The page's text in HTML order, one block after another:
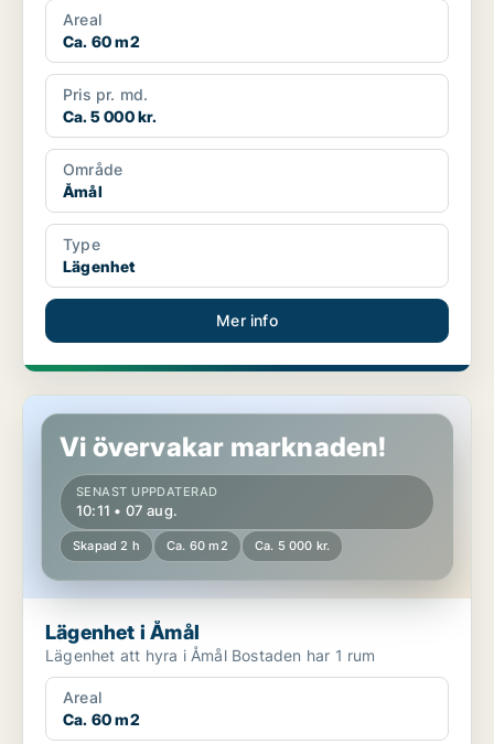
Areal
Ca. 60 m2
Pris pr. md.
Ca. 5 000 kr.
Område
Åmål
Type
Lägenhet
Mer info
Lägenhet i Åmål
Vi övervakar marknaden!
SENAST UPPDATERAD
10:11 • 07 aug.
Skapad 2 h Ca. 60 m2 Ca. 5 000 kr.
Lägenhet i Åmål
Lägenhet att hyra i Åmål Bostaden har 1 rum
Areal
Ca. 60 m2